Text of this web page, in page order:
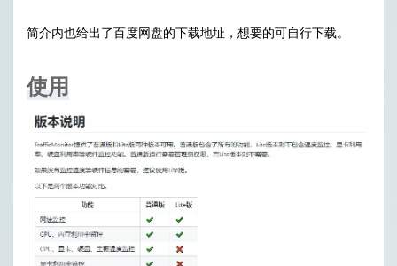
简介内也给出了百度网盘的下载地址，想要的可自行下载。
使用